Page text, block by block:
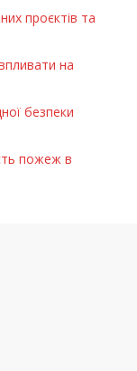
проєктів та
на
безпеки
пожеж в